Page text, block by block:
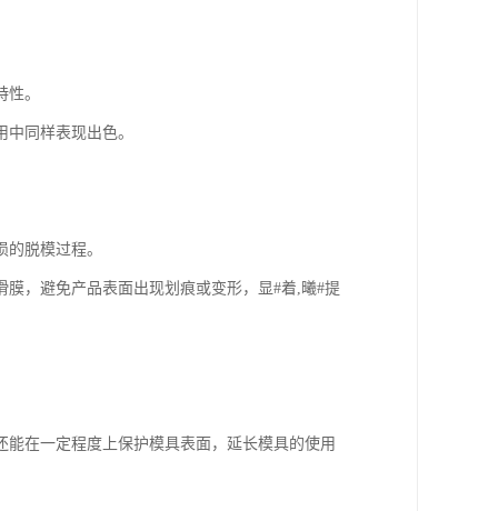
。
同样表现出色。
脱模过程。
，避免产品表面出现划痕或变形，显#着,曦#提
在一定程度上保护模具表面，延长模具的使用